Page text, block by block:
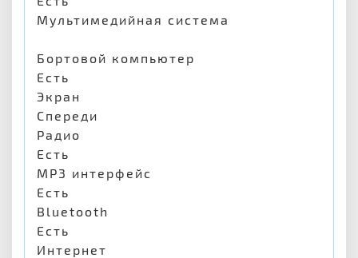
Мультимедийная система
Бортовой компьютер
Есть
Экран
Спереди
Радио
Есть
MP3 интерфейс
Есть
Bluetooth
Есть
Интернет